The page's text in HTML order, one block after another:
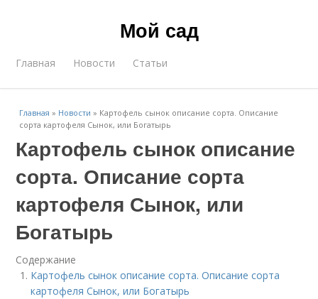
Мой сад
Главная Новости Статьи
Главная » Новости » Картофель сынок описание сорта. Описание
сорта картофеля Сынок, или Богатырь
Картофель сынок описание
сорта. Описание сорта
картофеля Сынок, или
Богатырь
Содержание
Картофель сынок описание сорта. Описание сорта
картофеля Сынок, или Богатырь